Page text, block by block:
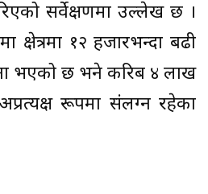
सर्वेक्षणमा उल्लेख छ ।
क्षेत्रमा १२ हजारभन्दा बढी
भएको छ भने करिब ४ लाख
रूपमा संलग्न रहेका